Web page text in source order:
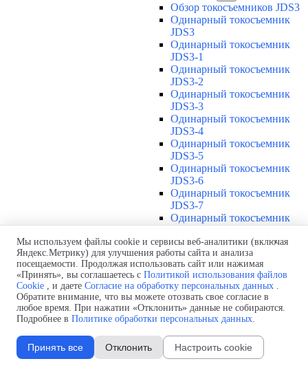
Обзор токосъемников JDS3
Одинарный токосъемник
JDS3
Одинарный токосъемник
JDS3-1
Одинарный токосъемник
JDS3-2
Одинарный токосъемник
JDS3-3
Одинарный токосъемник
JDS3-4
Одинарный токосъемник
JDS3-5
Одинарный токосъемник
JDS3-6
Одинарный токосъемник
JDS3-7
Одинарный токосъемник
Одинарный токосъемник
JDS3-9
Одинарный токосъемник
JDS3-10
Одинарный токосъемник
JDS3-11
Одинарный токосъемник
Соединения U12
Защитная оболочка для
Мы используем файлы cookie и сервисы веб-аналитики (включая
Яндекс.Метрику) для улучшения работы сайта и анализа
посещаемости. Продолжая использовать сайт или нажимая
«Принять», вы соглашаетесь с Политикой использования файлов
Cookie , и даете Согласие на обработку персональных данных .
Обратите внимание, что вы можете отозвать свое согласие в
любое время. При нажатии «Отклонить» данные не собираются.
Подробнее в Политике обработки персональных данных.
Принять все Отклонить Настроить cookie